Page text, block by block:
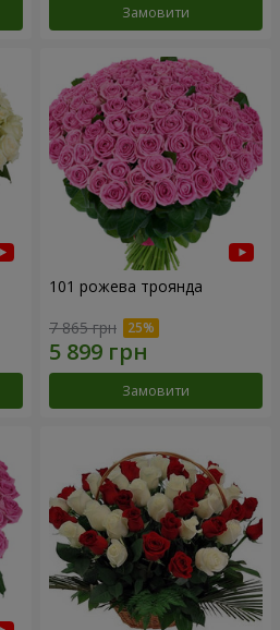
Замовити
101 рожева троянда
7 865 грн
Замовити